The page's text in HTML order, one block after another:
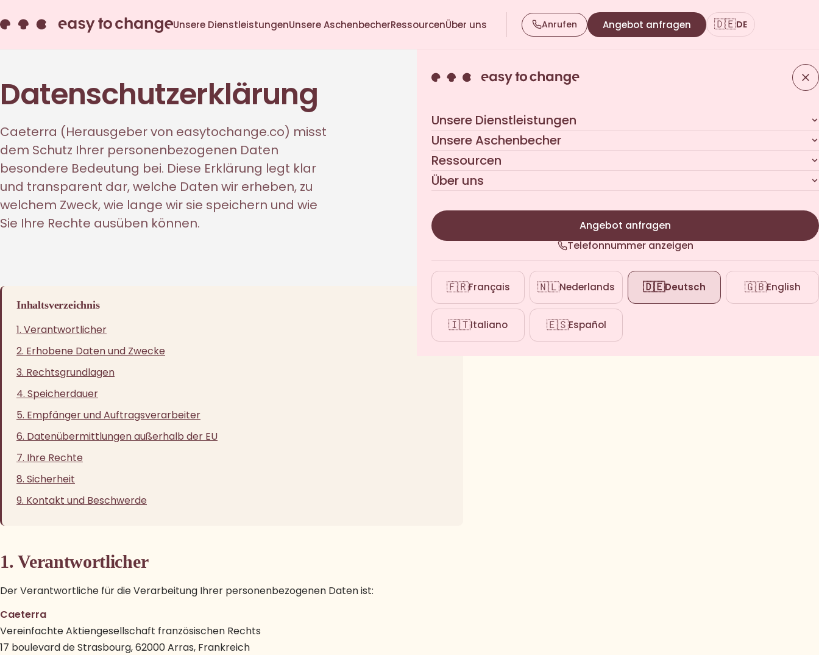
Unsere DienstleistungenUnsere AschenbecherRessourcenÜber uns Anrufen Angebot anfragen 🇩🇪DE
Unsere Dienstleistungen
Unsere Aschenbecher
Ressourcen
Über uns
Angebot anfragen
Telefonnummer anzeigen
🇫🇷Français 🇳🇱Nederlands 🇩🇪Deutsch 🇬🇧English
🇮🇹Italiano 🇪🇸Español
Datenschutzerklärung
Caeterra (Herausgeber von easytochange.co) misst
dem Schutz Ihrer personenbezogenen Daten
besondere Bedeutung bei. Diese Erklärung legt klar
und transparent dar, welche Daten wir erheben, zu
welchem Zweck, wie lange wir sie speichern und wie
Sie Ihre Rechte ausüben können.
Inhaltsverzeichnis
1. Verantwortlicher
2. Erhobene Daten und Zwecke
3. Rechtsgrundlagen
4. Speicherdauer
5. Empfänger und Auftragsverarbeiter
6. Datenübermittlungen außerhalb der EU
7. Ihre Rechte
8. Sicherheit
9. Kontakt und Beschwerde
1. Verantwortlicher
Der Verantwortliche für die Verarbeitung Ihrer personenbezogenen Daten ist:
Caeterra
Vereinfachte Aktiengesellschaft französischen Rechts
17 boulevard de Strasbourg, 62000 Arras, Frankreich